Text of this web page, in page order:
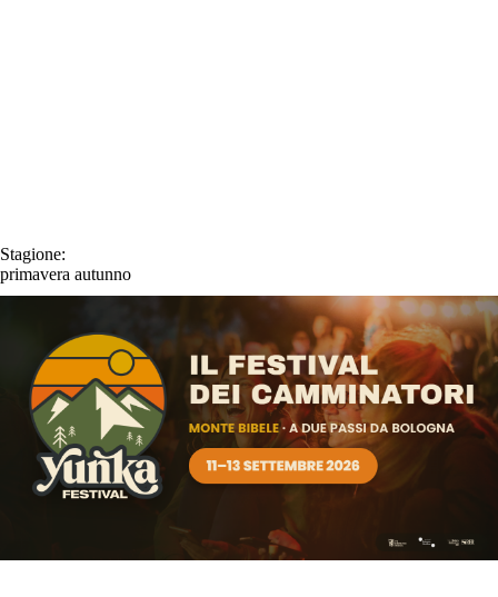
Stagione:
primavera autunno